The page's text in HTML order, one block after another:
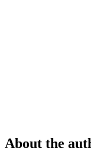
About the